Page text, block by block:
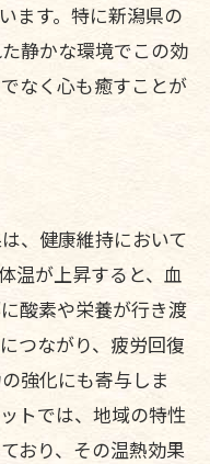
ます。特に新潟県の
静かな環境でこの効
なく心も癒すことが
、健康維持において
温が上昇すると、血
酸素や栄養が行き渡
つながり、疲労回復
強化にも寄与しま
トでは、地域の特性
おり、その温熱効果